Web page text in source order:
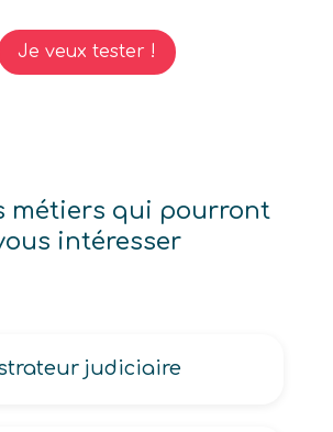
Je veux tester !
métiers qui pourront
intéresser
judiciaire